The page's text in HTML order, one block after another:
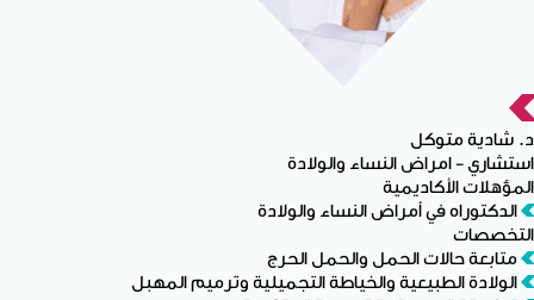
د. شادية متوكل
استشاري - امراض النساء والولادة
المؤهلات الأكاديمية
الدكتوراه في أمراض النساء والولادة
التخصصات
متابعة حالات الحمل والحمل الحرج
الولادة الطبيعية والخياطة التجميلية وترميم المهبل